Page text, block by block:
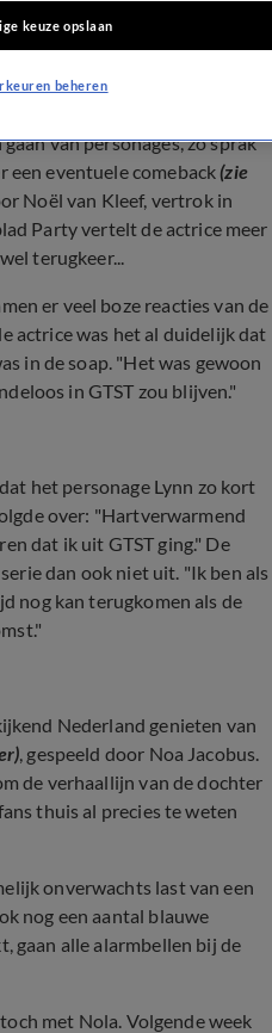
van personages, zo sprak
een eventuele comeback(zie
Noël van Kleef, vertrok in
Party vertelt de actrice meer
terugkeer...
er veel boze reacties van de
actrice was het al duidelijk dat
in de soap. "Het was gewoon
in GTST zou blijven."
het personage Lynn zo kort
over: "Hartverwarmend
dat ik uit GTST ging." De
dan ook niet uit. "Ik ben als
nog kan terugkomen als de
Nederland genieten van
, gespeeld door Noa Jacobus.
de verhaallijn van de dochter
thuis al precies te weten
onverwachts last van een
nog een aantal blauwe
gaan alle alarmbellen bij de
met Nola. Volgende week
keuze opslaan
beheren